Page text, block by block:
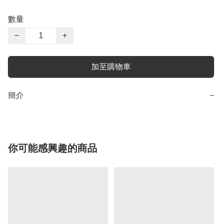
數量
−
+
加至購物車
簡介 −
你可能感興趣的商品